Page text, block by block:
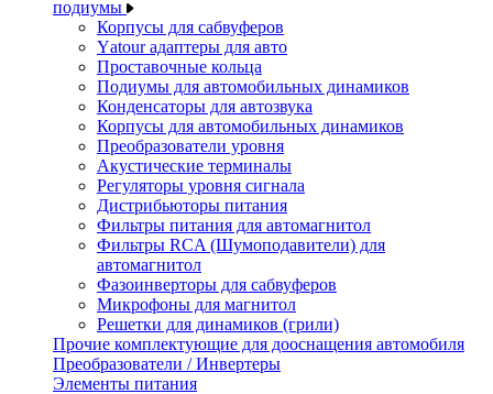
подиумы
Корпусы для сабвуферов
Yаtour адаптеры для авто
Проставочные кольца
Подиумы для автомобильных динамиков
Конденсаторы для автозвука
Корпусы для автомобильных динамиков
Преобразователи уровня
Акустические терминалы
Регуляторы уровня сигнала
Дистрибьюторы питания
Фильтры питания для автомагнитол
Фильтры RCA (Шумоподавители) для
автомагнитол
Фазоинверторы для сабвуферов
Микрофоны для магнитол
Решетки для динамиков (грили)
Прочие комплектующие для дооснащения автомобиля
Преобразователи / Инвертеры
Элементы питания